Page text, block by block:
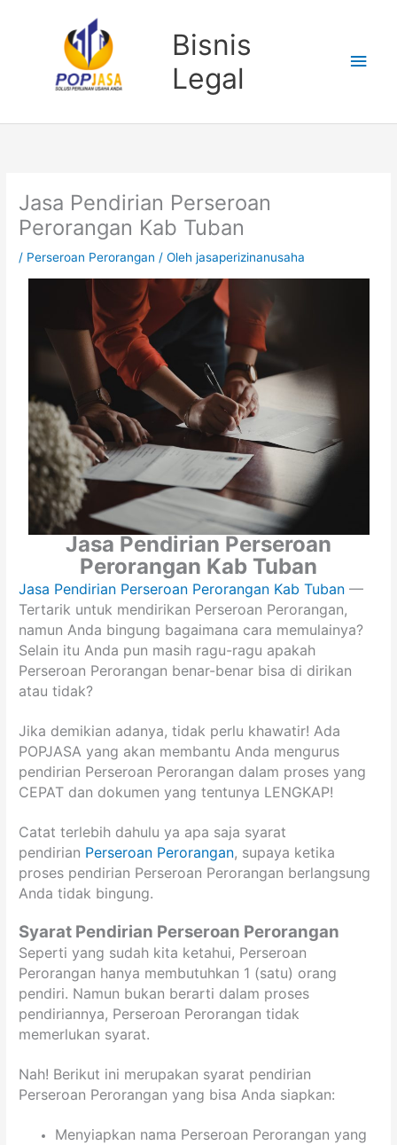
Bisnis
Legal
Jasa Pendirian Perseroan
Perorangan Kab Tuban
/ Perseroan Perorangan / Olehjasaperizinanusaha
Jasa Pendirian Perseroan
Perorangan Kab Tuban
Jasa Pendirian Perseroan Perorangan Kab Tuban —
Tertarik untuk mendirikan Perseroan Perorangan,
namun Anda bingung bagaimana cara memulainya?
Selain itu Anda pun masih ragu-ragu apakah
Perseroan Perorangan benar-benar bisa di dirikan
atau tidak?
Jika demikian adanya, tidak perlu khawatir! Ada
POPJASA yang akan membantu Anda mengurus
pendirian Perseroan Perorangan dalam proses yang
CEPAT dan dokumen yang tentunya LENGKAP!
Catat terlebih dahulu ya apa saja syarat
pendirian Perseroan Perorangan, supaya ketika
proses pendirian Perseroan Perorangan berlangsung
Anda tidak bingung.
Syarat Pendirian Perseroan Perorangan
Seperti yang sudah kita ketahui, Perseroan
Perorangan hanya membutuhkan 1 (satu) orang
pendiri. Namun bukan berarti dalam proses
pendiriannya, Perseroan Perorangan tidak
memerlukan syarat.
Nah! Berikut ini merupakan syarat pendirian
Perseroan Perorangan yang bisa Anda siapkan:
Menyiapkan nama Perseroan Perorangan yang